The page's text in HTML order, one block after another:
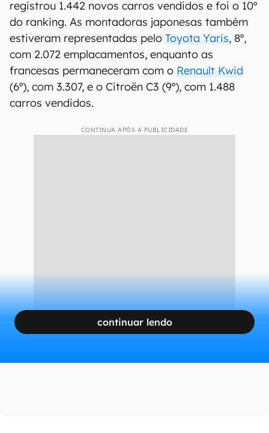
registrou 1.442 novos carros vendidos e foi o 10º
do ranking. As montadoras japonesas também
estiveram representadas pelo Toyota Yaris, 8º,
com 2.072 emplacamentos, enquanto as
francesas permaneceram com o Renault Kwid
(6º), com 3.307, e o Citroën C3 (9º), com 1.488
carros vendidos.
CONTINUA APÓS A PUBLICIDADE
continuar lendo